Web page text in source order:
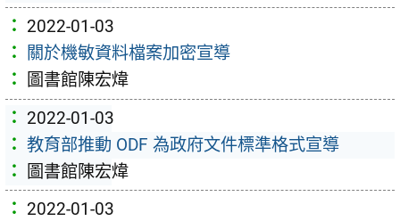
2022-01-03
關於機敏資料檔案加密宣導
圖書館陳宏煒
2022-01-03
教育部推動 ODF 為政府文件標準格式宣導
圖書館陳宏煒
2022-01-03